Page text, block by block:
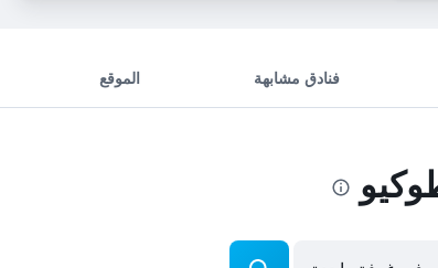
فنادق مشابهة الموقع